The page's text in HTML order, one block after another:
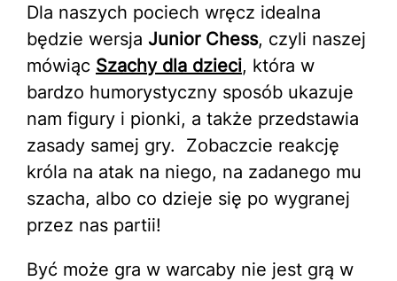
Dla naszych pociech wręcz idealna
będzie wersja Junior Chess, czyli naszej
mówiąc Szachy dla dzieci, która w
bardzo humorystyczny sposób ukazuje
nam figury i pionki, a także przedstawia
zasady samej gry. Zobaczcie reakcję
króla na atak na niego, na zadanego mu
szacha, albo co dzieje się po wygranej
przez nas partii!
Być może gra w warcaby nie jest grą w